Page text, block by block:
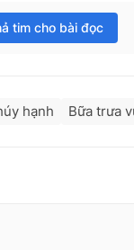
tim cho bài đọc
hạnh Bữa trưa